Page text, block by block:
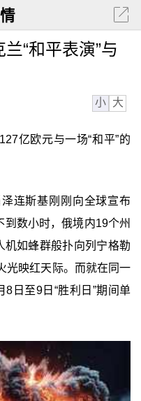
“和平表演”与
小 大
亿欧元与一场“和平”的
连斯基刚刚向全球宣布
到数小时，俄境内19个州
如蜂群般扑向列宁格勒
光映红天际。而就在同一
日至9日“胜利日”期间单